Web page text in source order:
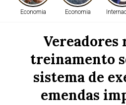
Economia Economia
Vereadores
treinamento
sistema de
emendas